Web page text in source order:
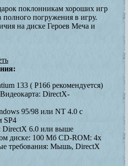
поклонникам хороших игр
полного погружения в игру.
на диске Героев Меча и
133 ( Р166 рекомендуется)
DirectX-
95/98 или NT 4.0 с
SP4
DirectX 6.0 или выше
диске: 100 Мб CD-ROM: 4х
требования: Мышь, DirectX